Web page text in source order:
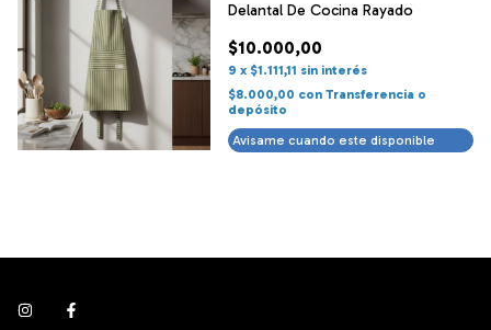
Delantal De Cocina Rayado
$10.000,00
9 x $1.111,11 sin interés
$8.000,00 con Transferencia o
depósito
Avisame cuando este disponible